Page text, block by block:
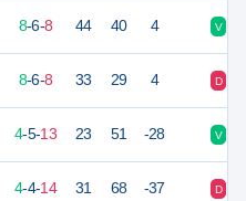
8-6-8 44 40 4 V
8-6-8 33 29 4 D
4-5-13 23 51 -28 V
4-4-14 31 68 -37 D